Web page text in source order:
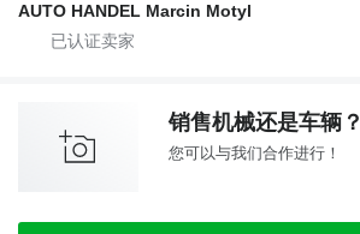
AUTO HANDEL Marcin Motyl
销售机械还是车辆？
您可以与我们合作进行！